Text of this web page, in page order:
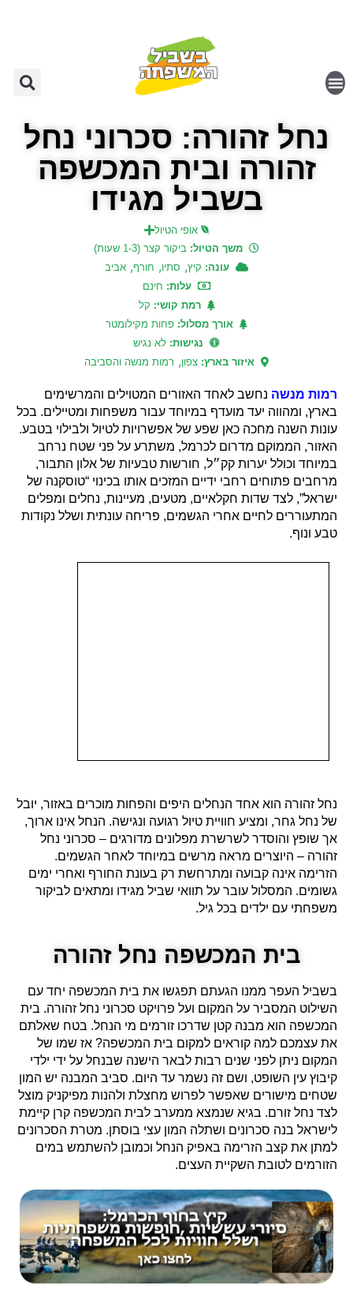
נחל זהורה: סכרוני נחל
זהורה ובית המכשפה
בשביל מגידו
אופי הטיול
משך הטיול: ביקור קצר (1-3 שעות)
עונה: קיץ, סתיו, חורף, אביב
עלות: חינם
רמת קושי: קל
אורך מסלול: פחות מקילומטר
נגישות: לא נגיש
איזור בארץ: צפון, רמות מנשה והסביבה
רמות מנשה נחשב לאחד האזורים המטוילים והמרשימים
בארץ, ומהווה יעד מועדף במיוחד עבור משפחות ומטיילים. בכל
עונות השנה מחכה כאן שפע של אפשרויות לטיול ולבילוי בטבע.
האזור, הממוקם מדרום לכרמל, משתרע על פני שטח נרחב
במיוחד וכולל יערות קק״ל, חורשות טבעיות של אלון התבור,
מרחבים פתוחים רחבי ידיים המזכים אותו בכינוי “טוסקנה של
ישראל”, לצד שדות חקלאיים, מטעים, מעיינות, נחלים ומפלים
המתעוררים לחיים אחרי הגשמים, פריחה עונתית ושלל נקודות
טבע ונוף.
נחל זהורה הוא אחד הנחלים היפים והפחות מוכרים באזור, יובל
של נחל גחר, ומציע חוויית טיול רגועה ונגישה. הנחל אינו ארוך,
אך שופץ והוסדר לשרשרת מפלונים מדורגים – סכרוני נחל
זהורה – היוצרים מראה מרשים במיוחד לאחר הגשמים.
הזרימה אינה קבועה ומתרחשת רק בעונת החורף ואחרי ימים
גשומים. המסלול עובר על תוואי שביל מגידו ומתאים לביקור
משפחתי עם ילדים בכל גיל.
בית המכשפה נחל זהורה
בשביל העפר ממנו הגעתם תפגשו את בית המכשפה יחד עם
השילוט המסביר על המקום ועל פרויקט סכרוני נחל זהורה. בית
המכשפה הוא מבנה קטן שדרכו זורמים מי הנחל. בטח שאלתם
את עצמכם למה קוראים למקום בית המכשפה? אז שמו של
המקום ניתן לפני שנים רבות לבאר הישנה שבנחל על ידי ילדי
קיבוץ עין השופט, ושם זה נשמר עד היום. סביב המבנה יש המון
שטחים מישורים שאפשר לפרוש מחצלת ולהנות מפיקניק מוצל
לצד נחל זורם. בגיא שנמצא ממערב לבית המכשפה קרן קיימת
לישראל בנה סכרונים ושתלה המון עצי בוסתן. מטרת הסכרונים
למתן את קצב הזרימה באפיק הנחל וכמובן להשתמש במים
הזורמים לטובת השקיית העצים.